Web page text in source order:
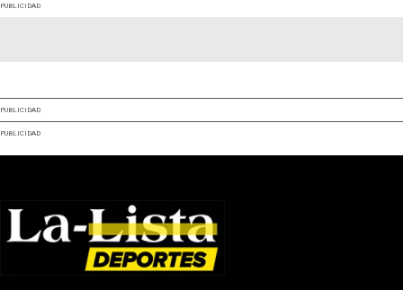
PUBLICIDAD
PUBLICIDAD
PUBLICIDAD